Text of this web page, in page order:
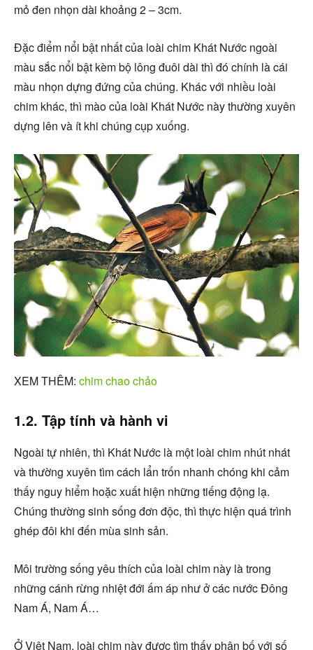
mỏ đen nhọn dài khoảng 2 – 3cm.
Đặc điểm nổi bật nhất của loài chim Khát Nước ngoài
màu sắc nổi bật kèm bộ lông đuôi dài thì đó chính là cái
màu nhọn dựng đứng của chúng. Khác với nhiều loài
chim khác, thì mào của loài Khát Nước này thường xuyên
dựng lên và ít khi chúng cụp xuống.
XEM THÊM: chim chao chảo
1.2. Tập tính và hành vi
Ngoài tự nhiên, thì Khát Nước là một loài chim nhút nhát
và thường xuyên tìm cách lẩn trốn nhanh chóng khi cảm
thấy nguy hiểm hoặc xuất hiện những tiếng động lạ.
Chúng thường sinh sống đơn độc, thì thực hiện quá trình
ghép đôi khi đến mùa sinh sản.
Môi trường sống yêu thích của loài chim này là trong
những cánh rừng nhiệt đới ấm áp như ở các nước Đông
Nam Á, Nam Á…
Ở Việt Nam, loài chim này được tìm thấy phân bố với số